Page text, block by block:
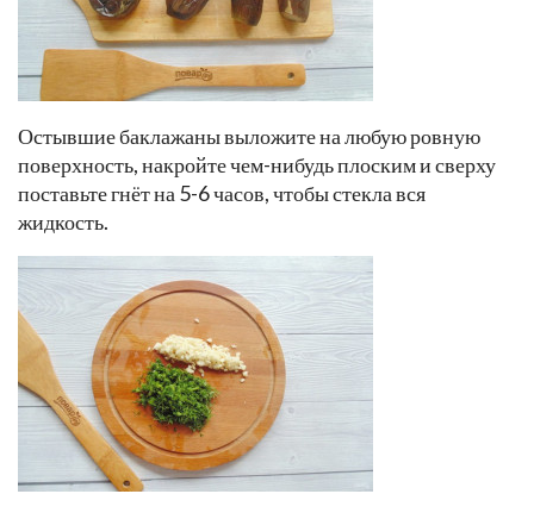
Остывшие баклажаны выложите на любую ровную
поверхность, накройте чем-нибудь плоским и сверху
поставьте гнёт на 5-6 часов, чтобы стекла вся
жидкость.